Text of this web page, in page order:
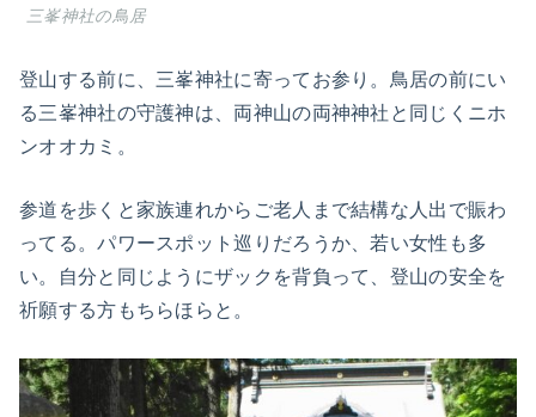
三峯神社の鳥居
登山する前に、三峯神社に寄ってお参り。鳥居の前にい
る三峯神社の守護神は、両神山の両神神社と同じくニホ
ンオオカミ。
参道を歩くと家族連れからご老人まで結構な人出で賑わ
ってる。パワースポット巡りだろうか、若い女性も多
い。自分と同じようにザックを背負って、登山の安全を
祈願する方もちらほらと。